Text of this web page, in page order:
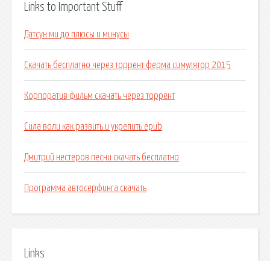
Links to Important Stuff
Датсун ми до плюсы и минусы
Скачать бесплатно через торрент ферма симулятор 2015
Корпоратив фильм скачать через торрент
Сила воли как развить и укрепить epub
Дмитрий нестеров песни скачать бесплатно
Программа автосерфинга скачать
Links